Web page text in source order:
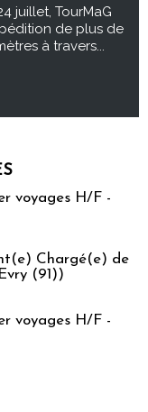
juillet, TourMaG
de plus de
à travers...
voyages H/F -
Chargé(e) de
(91))
voyages H/F -